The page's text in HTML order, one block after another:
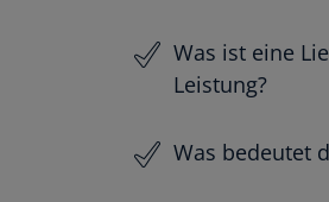
Was ist eine
Leistung?
Was bedeutet